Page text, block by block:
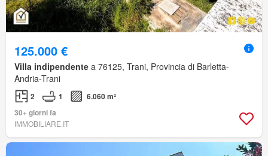
125.000 €
Villa indipendente a 76125, Trani, Provincia di Barletta-
Andria-Trani
2 1
6.060 m²
30+ giorni fa
IMMOBILIARE.IT